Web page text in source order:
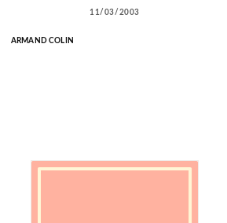
11/03/2003
ARMAND COLIN